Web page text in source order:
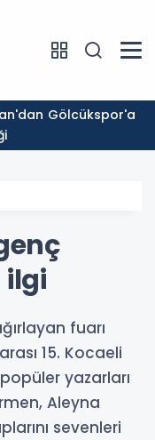
fuarı
15. Kocaeli
yazarları
Aleyna
sevenleri